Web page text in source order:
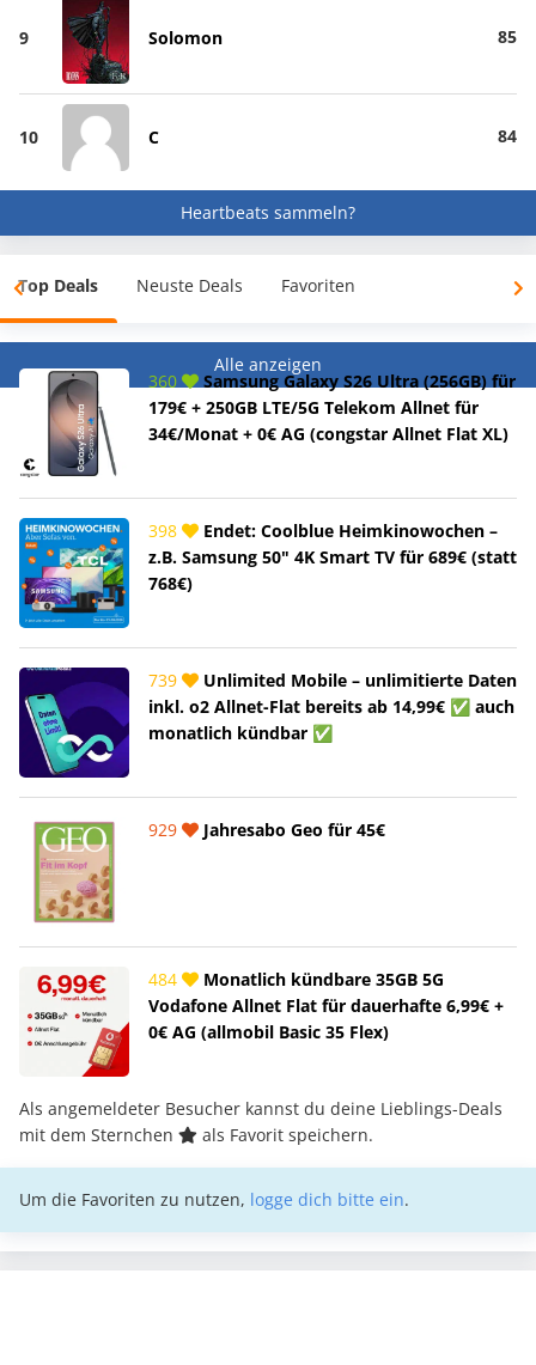
9 Solomon 85
10 C 84
Heartbeats sammeln?
Top Deals Neuste Deals Favoriten
Alle anzeigen
360
Samsung Galaxy S26 Ultra (256GB) für
179€ + 250GB LTE/5G Telekom Allnet für
34€/Monat + 0€ AG (congstar Allnet Flat XL)
398
Endet: Coolblue Heimkinowochen –
z.B. Samsung 50" 4K Smart TV für 689€ (statt
768€)
739
Unlimited Mobile – unlimitierte Daten
inkl. o2 Allnet-Flat bereits ab 14,99€ ✅ auch
monatlich kündbar ✅
929 Jahresabo Geo für 45€
484
Monatlich kündbare 35GB 5G
Vodafone Allnet Flat für dauerhafte 6,99€ +
0€ AG (allmobil Basic 35 Flex)
Als angemeldeter Besucher kannst du deine Lieblings-Deals
mit dem Sternchen
als Favorit speichern.
Um die Favoriten zu nutzen, logge dich bitte ein.